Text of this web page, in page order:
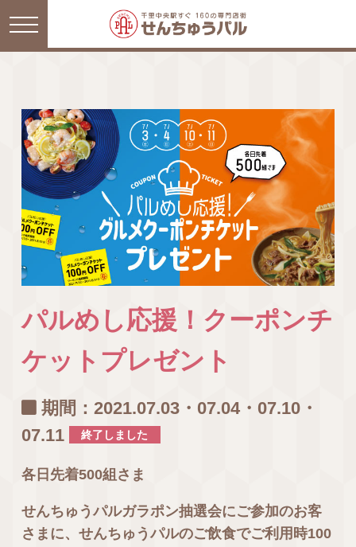
パルめし応援！クーポンチ
ケットプレゼント
期間：2021.07.03・07.04・07.10・
07.11
終了しました
各日先着500組さま
せんちゅうパルガラポン抽選会にご参加のお客
さまに、せんちゅうパルのご飲食でご利用時100